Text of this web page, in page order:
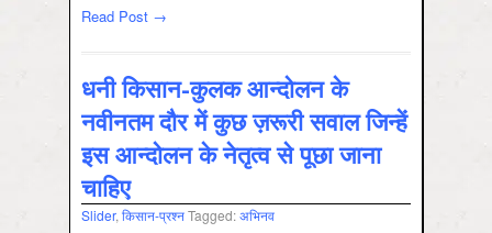
Read Post →
धनी किसान-कुलक आन्दोलन के
नवीनतम दौर में कुछ ज़रूरी सवाल जिन्हें
इस आन्दोलन के नेतृत्व से पूछा जाना
चाहिए
Slider, किसान-प्रश्‍नTagged:अभिनव